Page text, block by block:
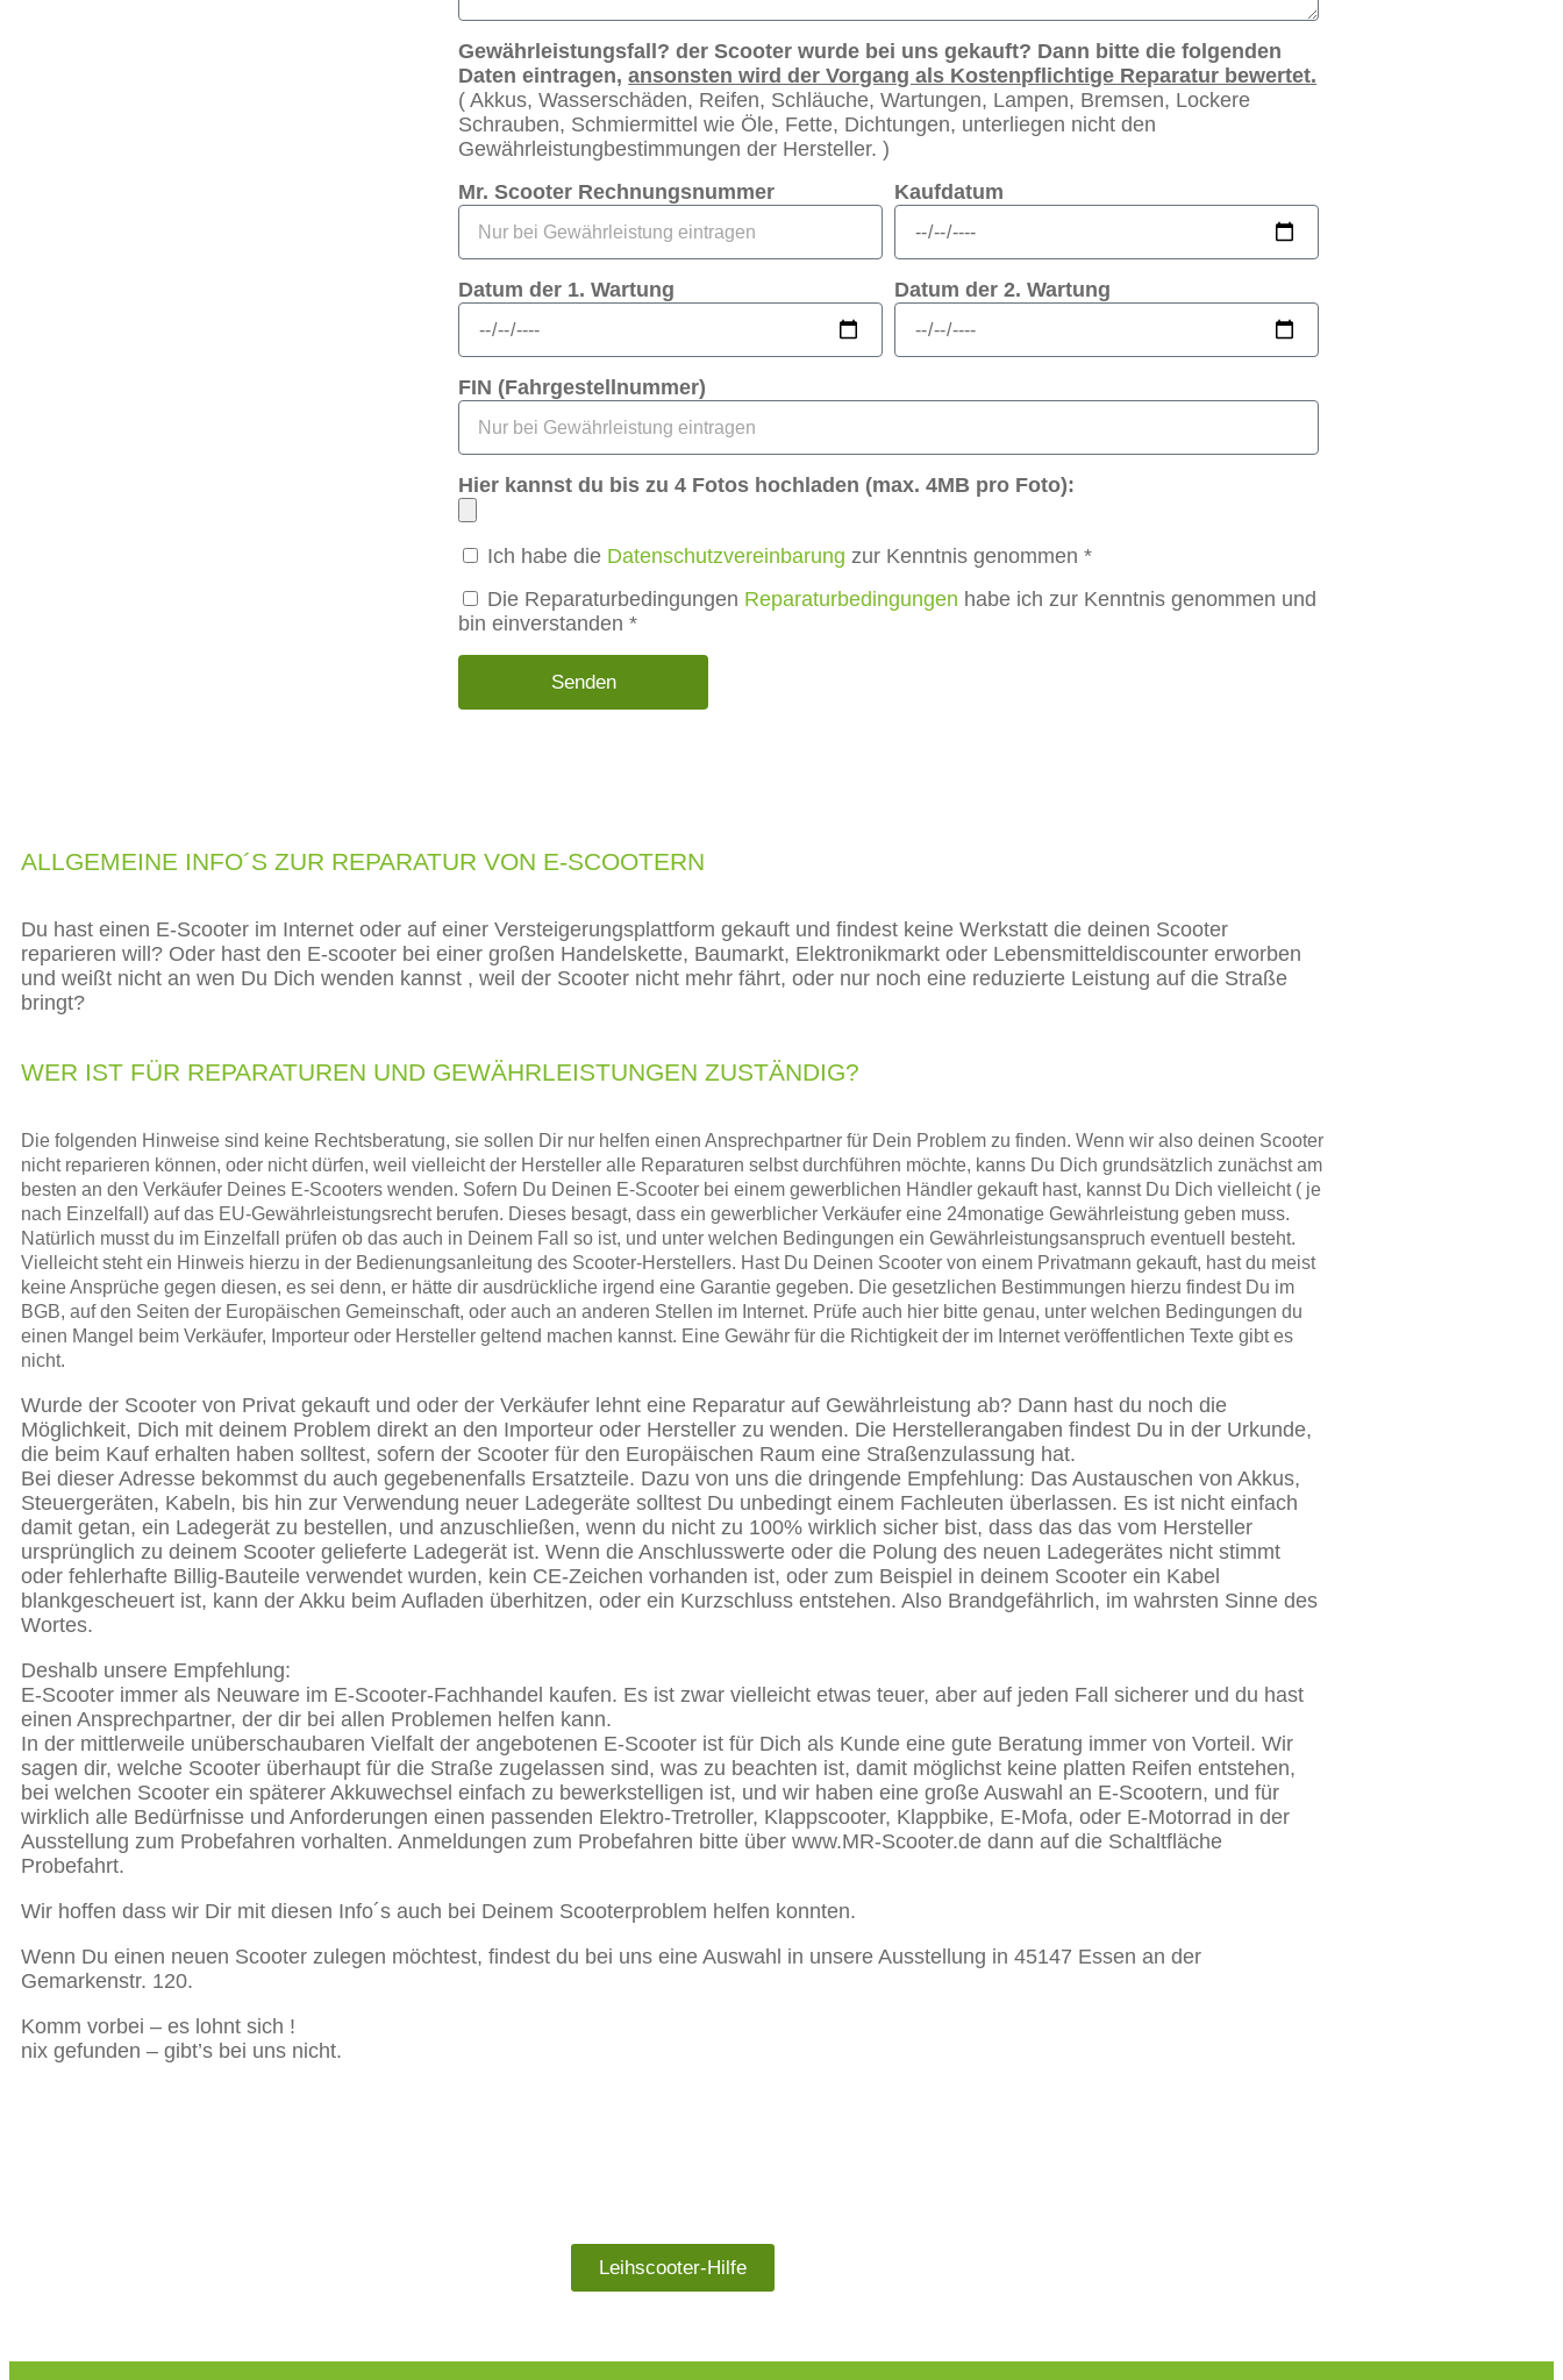
Gewährleistungsfall? der Scooter wurde bei uns gekauft? Dann bitte die folgenden
Daten eintragen,ansonsten wird der Vorgang als Kostenpflichtige Reparatur bewertet.
( Akkus, Wasserschäden, Reifen, Schläuche, Wartungen, Lampen, Bremsen, Lockere
Schrauben, Schmiermittel wie Öle, Fette, Dichtungen, unterliegen nicht den
Gewährleistungbestimmungen der Hersteller. )
Mr. Scooter Rechnungsnummer
Kaufdatum
Datum der 1. Wartung Datum der 2. Wartung
FIN (Fahrgestellnummer)
Hier kannst du bis zu 4 Fotos hochladen (max. 4MB pro Foto):
Ich habe die Datenschutzvereinbarung zur Kenntnis genommen *
Die Reparaturbedingungen Reparaturbedingungen habe ich zur Kenntnis genommen und
bin einverstanden *
Senden
ALLGEMEINE INFO´S ZUR REPARATUR VON E-SCOOTERN
Du hast einen E-Scooter im Internet oder auf einer Versteigerungsplattform gekauft und findest keine Werkstatt die deinen Scooter
reparieren will? Oder hast den E-scooter bei einer großen Handelskette, Baumarkt, Elektronikmarkt oder Lebensmitteldiscounter erworben
und weißt nicht an wen Du Dich wenden kannst , weil der Scooter nicht mehr fährt, oder nur noch eine reduzierte Leistung auf die Straße
bringt?
WER IST FÜR REPARATUREN UND GEWÄHRLEISTUNGEN ZUSTÄNDIG?
Die folgenden Hinweise sind keine Rechtsberatung, sie sollen Dir nur helfen einen Ansprechpartner für Dein Problem zu finden. Wenn wir also deinen Scooter
nicht reparieren können, oder nicht dürfen, weil vielleicht der Hersteller alle Reparaturen selbst durchführen möchte, kanns Du Dich grundsätzlich zunächst am
besten an den Verkäufer Deines E-Scooters wenden. Sofern Du Deinen E-Scooter bei einem gewerblichen Händler gekauft hast, kannst Du Dich vielleicht ( je
nach Einzelfall) auf das EU-Gewährleistungsrecht berufen. Dieses besagt, dass ein gewerblicher Verkäufer eine 24monatige Gewährleistung geben muss.
Natürlich musst du im Einzelfall prüfen ob das auch in Deinem Fall so ist, und unter welchen Bedingungen ein Gewährleistungsanspruch eventuell besteht.
Vielleicht steht ein Hinweis hierzu in der Bedienungsanleitung des Scooter-Herstellers. Hast Du Deinen Scooter von einem Privatmann gekauft, hast du meist
keine Ansprüche gegen diesen, es sei denn, er hätte dir ausdrückliche irgend eine Garantie gegeben. Die gesetzlichen Bestimmungen hierzu findest Du im
BGB, auf den Seiten der Europäischen Gemeinschaft, oder auch an anderen Stellen im Internet. Prüfe auch hier bitte genau, unter welchen Bedingungen du
einen Mangel beim Verkäufer, Importeur oder Hersteller geltend machen kannst. Eine Gewähr für die Richtigkeit der im Internet veröffentlichen Texte gibt es
nicht.
Wurde der Scooter von Privat gekauft und oder der Verkäufer lehnt eine Reparatur auf Gewährleistung ab? Dann hast du noch die
Möglichkeit, Dich mit deinem Problem direkt an den Importeur oder Hersteller zu wenden. Die Herstellerangaben findest Du in der Urkunde,
die beim Kauf erhalten haben solltest, sofern der Scooter für den Europäischen Raum eine Straßenzulassung hat.
Bei dieser Adresse bekommst du auch gegebenenfalls Ersatzteile. Dazu von uns die dringende Empfehlung: Das Austauschen von Akkus,
Steuergeräten, Kabeln, bis hin zur Verwendung neuer Ladegeräte solltest Du unbedingt einem Fachleuten überlassen. Es ist nicht einfach
damit getan, ein Ladegerät zu bestellen, und anzuschließen, wenn du nicht zu 100% wirklich sicher bist, dass das das vom Hersteller
ursprünglich zu deinem Scooter gelieferte Ladegerät ist. Wenn die Anschlusswerte oder die Polung des neuen Ladegerätes nicht stimmt
oder fehlerhafte Billig-Bauteile verwendet wurden, kein CE-Zeichen vorhanden ist, oder zum Beispiel in deinem Scooter ein Kabel
blankgescheuert ist, kann der Akku beim Aufladen überhitzen, oder ein Kurzschluss entstehen. Also Brandgefährlich, im wahrsten Sinne des
Wortes.
Deshalb unsere Empfehlung:
E-Scooter immer als Neuware im E-Scooter-Fachhandel kaufen. Es ist zwar vielleicht etwas teuer, aber auf jeden Fall sicherer und du hast
einen Ansprechpartner, der dir bei allen Problemen helfen kann.
In der mittlerweile unüberschaubaren Vielfalt der angebotenen E-Scooter ist für Dich als Kunde eine gute Beratung immer von Vorteil. Wir
sagen dir, welche Scooter überhaupt für die Straße zugelassen sind, was zu beachten ist, damit möglichst keine platten Reifen entstehen,
bei welchen Scooter ein späterer Akkuwechsel einfach zu bewerkstelligen ist, und wir haben eine große Auswahl an E-Scootern, und für
wirklich alle Bedürfnisse und Anforderungen einen passenden Elektro-Tretroller, Klappscooter, Klappbike, E-Mofa, oder E-Motorrad in der
Ausstellung zum Probefahren vorhalten. Anmeldungen zum Probefahren bitte über www.MR-Scooter.de dann auf die Schaltfläche
Probefahrt.
Wir hoffen dass wir Dir mit diesen Info´s auch bei Deinem Scooterproblem helfen konnten.
Wenn Du einen neuen Scooter zulegen möchtest, findest du bei uns eine Auswahl in unsere Ausstellung in 45147 Essen an der
Gemarkenstr. 120.
Komm vorbei – es lohnt sich !
nix gefunden – gibt’s bei uns nicht.
Leihscooter-Hilfe